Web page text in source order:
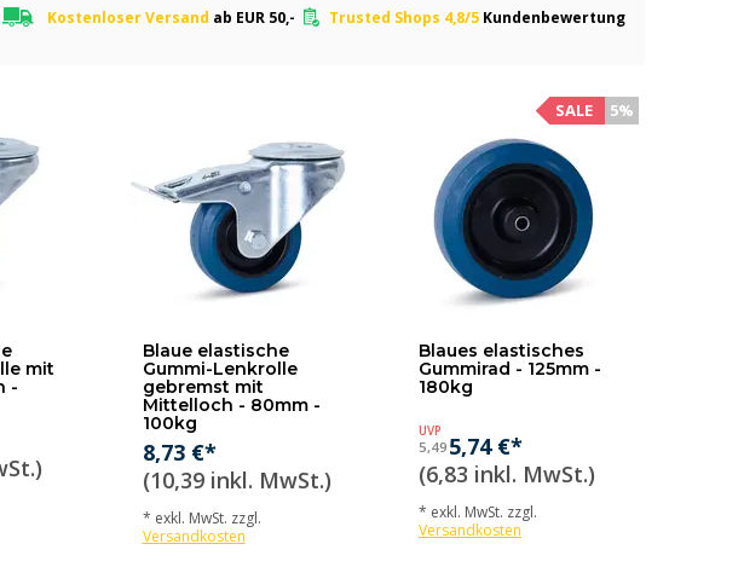
Kostenloser Versand ab EUR 50,- Trusted Shops 4,8/5 Kundenbewertung
mit
-
Blaue elastische
Gummi-Lenkrolle
gebremst mit
Mittelloch - 80mm -
100kg
8,73 €*
(10,39 inkl. MwSt.)
* exkl. MwSt. zzgl.
Versandkosten
Blaues elastisches
Gummirad - 125mm -
180kg
5%
SALE
UVP
5,495,74 €*
(6,83 inkl. MwSt.)
* exkl. MwSt. zzgl.
Versandkosten